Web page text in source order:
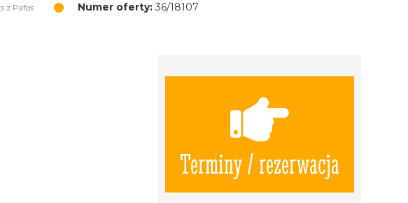
z Pafos Numer oferty:36/18107
Terminy / rezerwacja